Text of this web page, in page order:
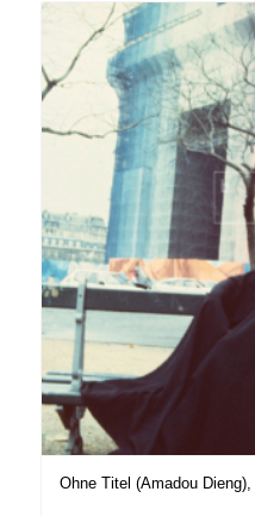
Ohne Titel (Amadou Dieng),